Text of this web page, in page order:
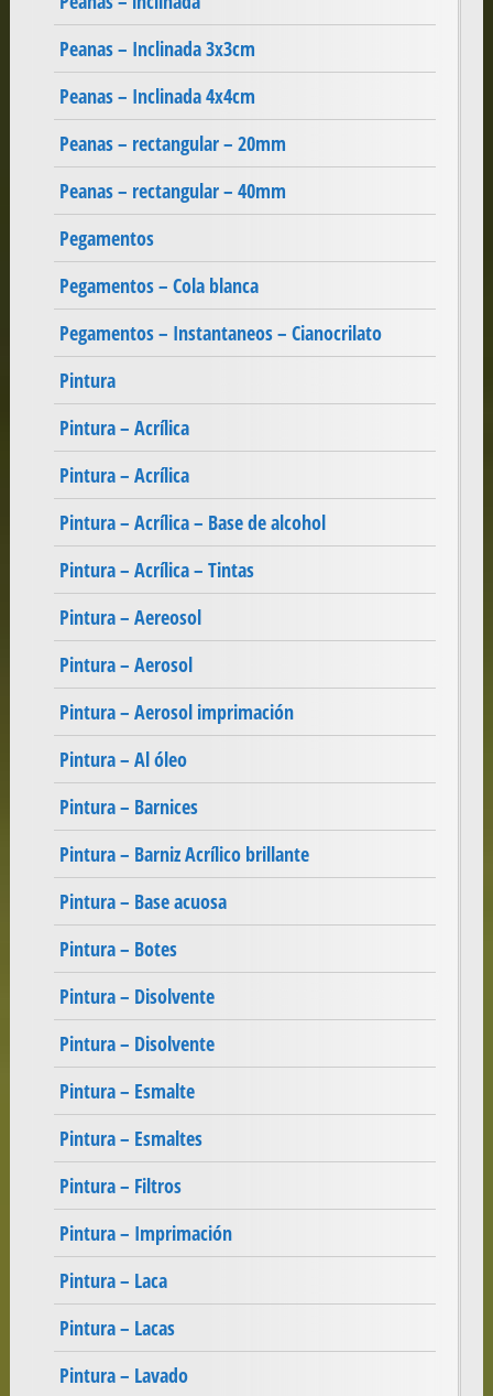
Peanas – Inclinada 3x3cm
Peanas – Inclinada 4x4cm
Peanas – rectangular – 20mm
Peanas – rectangular – 40mm
Pegamentos
Pegamentos – Cola blanca
Pegamentos – Instantaneos – Cianocrilato
Pintura
Pintura – Acrílica
Pintura – Acrílica
Pintura – Acrílica – Base de alcohol
Pintura – Acrílica – Tintas
Pintura – Aereosol
Pintura – Aerosol
Pintura – Aerosol imprimación
Pintura – Al óleo
Pintura – Barnices
Pintura – Barniz Acrílico brillante
Pintura – Base acuosa
Pintura – Botes
Pintura – Disolvente
Pintura – Disolvente
Pintura – Esmalte
Pintura – Esmaltes
Pintura – Filtros
Pintura – Imprimación
Pintura – Laca
Pintura – Lacas
Pintura – Lavado